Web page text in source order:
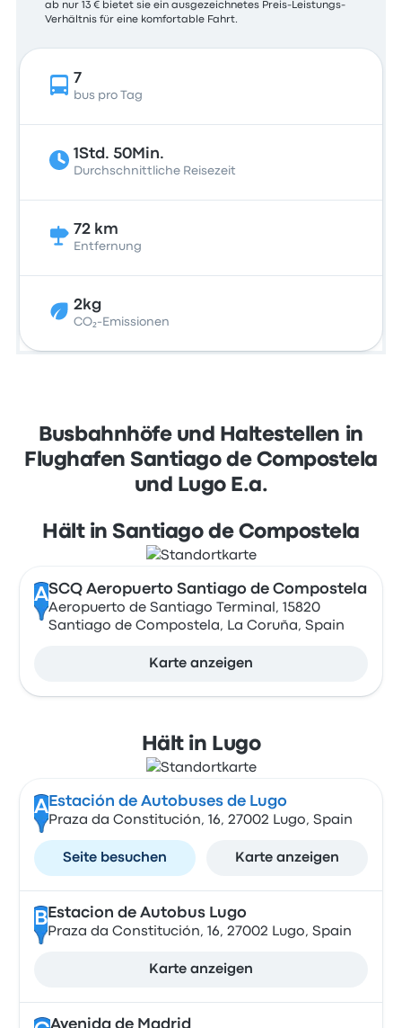
ab nur 13 € bietet sie ein ausgezeichnetes Preis-Leistungs-
Verhältnis für eine komfortable Fahrt.
7
bus pro Tag
1Std. 50Min.
Durchschnittliche Reisezeit
72 km
Entfernung
2kg
CO₂-Emissionen
Busbahnhöfe und Haltestellen in
Flughafen Santiago de Compostela
und Lugo E.a.
Hält in Santiago de Compostela
ASCQ Aeropuerto Santiago de Compostela
Aeropuerto de Santiago Terminal, 15820
Santiago de Compostela, La Coruña, Spain
Karte anzeigen
Hält in Lugo
A Estación de Autobuses de Lugo
Praza da Constitución, 16, 27002 Lugo, Spain
Seite besuchen Karte anzeigen
B Estacion de Autobus Lugo
Praza da Constitución, 16, 27002 Lugo, Spain
Karte anzeigen
Avenida de Madrid